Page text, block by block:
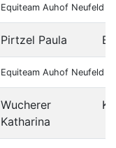
Equiteam Auhof Neufeld
Pirtzel Paula B
Equiteam Auhof Neufeld
Wucherer
Katharina
K